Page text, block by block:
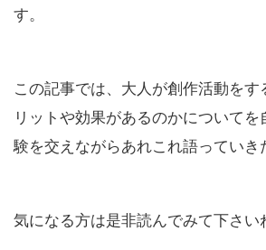
す。
この記事では、大人が創作活動をす
リットや効果があるのかについて
験を交えながらあれこれ語っていき
気になる方は是非読んでみて下さい